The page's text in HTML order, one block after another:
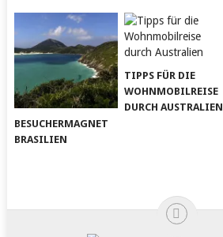
BESUCHERMAGNET
BRASILIEN
TIPPS FÜR DIE
WOHNMOBILREISE
DURCH AUSTRALIEN